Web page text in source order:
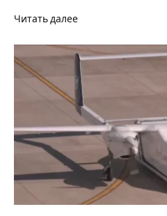
Читать далее